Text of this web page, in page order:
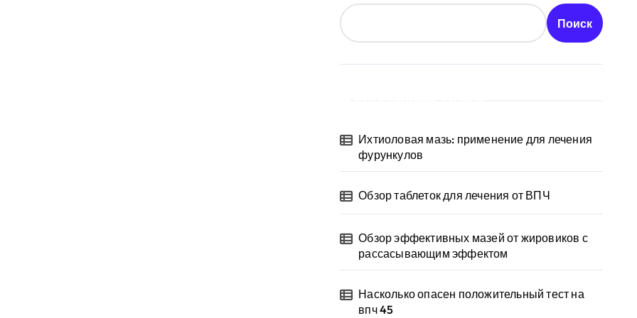
Поиск
Ихтиоловая мазь: применение для лечения
фурункулов
Обзор таблеток для лечения от ВПЧ
Обзор эффективных мазей от жировиков с
рассасывающим эффектом
Насколько опасен положительный тест на
впч 45